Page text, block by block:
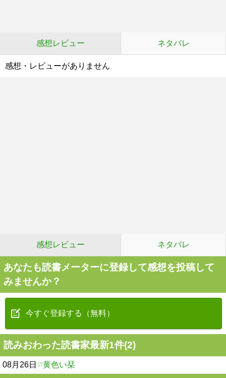
感想レビュー ネタバレ
感想・レビューがありません
感想レビュー ネタバレ
あなたも読書メーターに登録して感想を投稿して
みませんか？
今すぐ登録する（無料）
読みおわった読書家最新1件(2)
08月26日 黄色い栞